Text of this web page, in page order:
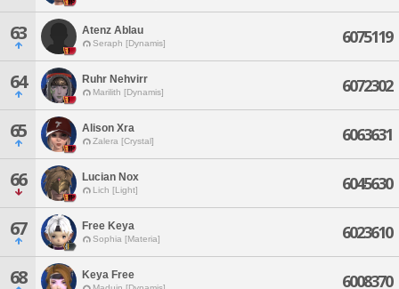
63 Atenz Ablau
Seraph [Dynamis] 6075119
64 Ruhr Nehvirr
Marilith [Dynamis] 6072302
65 Alison Xra
Zalera [Crystal] 6063631
66 Lucian Nox
Lich [Light] 6045630
67 Free Keya
Sophia [Materia] 6023610
68 Keya Free 6008370